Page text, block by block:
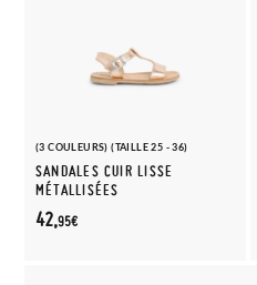
(3 COULEURS) (TAILLE 25 - 36)
SANDALES CUIR LISSE
MÉTALLISÉES
42,95€